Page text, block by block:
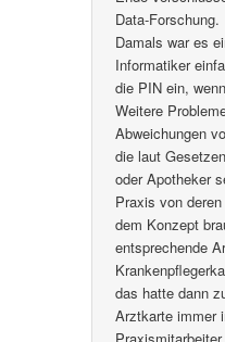
Data-Forschung.
Damals war es
Informatiker
die PIN ein,
Weitere
Abweichungen
die laut
oder Apotheker
Praxis von
dem Konzept
entsprechende
das hatte dann
Arztkarte immer